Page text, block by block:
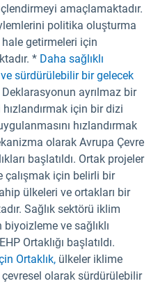
amaçlamaktadır.
politika oluşturma
getirmeleri için
* Daha sağlıklı
sürdürülebilir bir gelecek
Deklarasyonun ayrılmaz bir
hızlandırmak için bir dizi
hızlandırmak
olarak Avrupa Çevre
başlatıldı. Ortak projeler
çalışmak için belirli bir
ülkeleri ve ortakları bir
Sağlık sektörü iklim
ve sağlıklı
Ortaklığı başlatıldı.
Ortaklık, ülkeler iklime
olarak sürdürülebilir